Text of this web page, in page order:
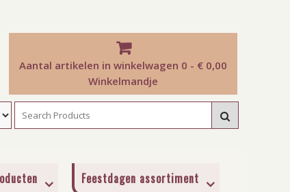
Aantal artikelen in winkelwagen 0 - € 0,00
Winkelmandje
Feestdagen assortiment